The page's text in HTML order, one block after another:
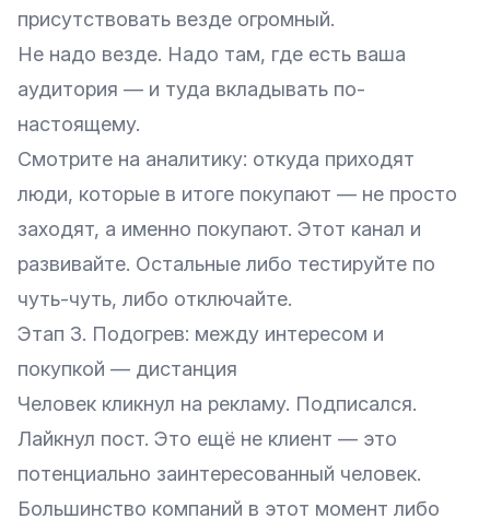
присутствовать везде огромный.
Не надо везде. Надо там, где есть ваша
аудитория — и туда вкладывать по-
настоящему.
Смотрите на аналитику: откуда приходят
люди, которые в итоге покупают — не просто
заходят, а именно покупают. Этот канал и
развивайте. Остальные либо тестируйте по
чуть-чуть, либо отключайте.
Этап 3. Подогрев: между интересом и
покупкой — дистанция
Человек кликнул на рекламу. Подписался.
Лайкнул пост. Это ещё не клиент — это
потенциально заинтересованный человек.
Большинство компаний в этот момент либо